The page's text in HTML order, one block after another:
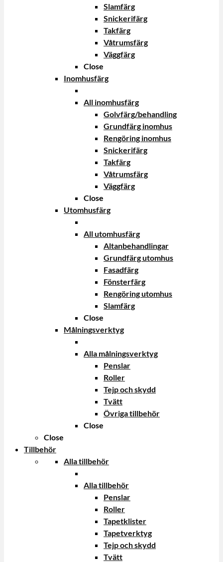
Slamfärg
Snickerifärg
Takfärg
Våtrumsfärg
Väggfärg
Close
Inomhusfärg
All inomhusfärg
Golvfärg/behandling
Grundfärg inomhus
Rengöring inomhus
Snickerifärg
Takfärg
Våtrumsfärg
Väggfärg
Close
Utomhusfärg
All utomhusfärg
Altanbehandlingar
Grundfärg utomhus
Fasadfärg
Fönsterfärg
Rengöring utomhus
Slamfärg
Close
Målningsverktyg
Alla målningsverktyg
Penslar
Roller
Tejp och skydd
Tvätt
Övriga tillbehör
Close
Close
Tillbehör
Alla tillbehör
Alla tillbehör
Penslar
Roller
Tapetklister
Tapetverktyg
Tejp och skydd
Tvätt